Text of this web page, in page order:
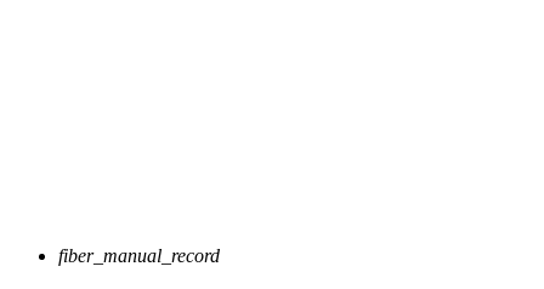
fiber_manual_record